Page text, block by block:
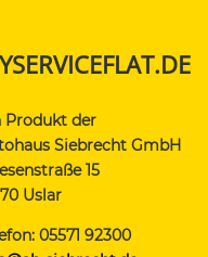
Produkt der
Siebrecht GmbH
15
Uslar
05571 92300